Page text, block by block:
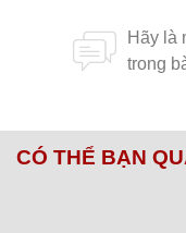
CÓ THỂ BẠN